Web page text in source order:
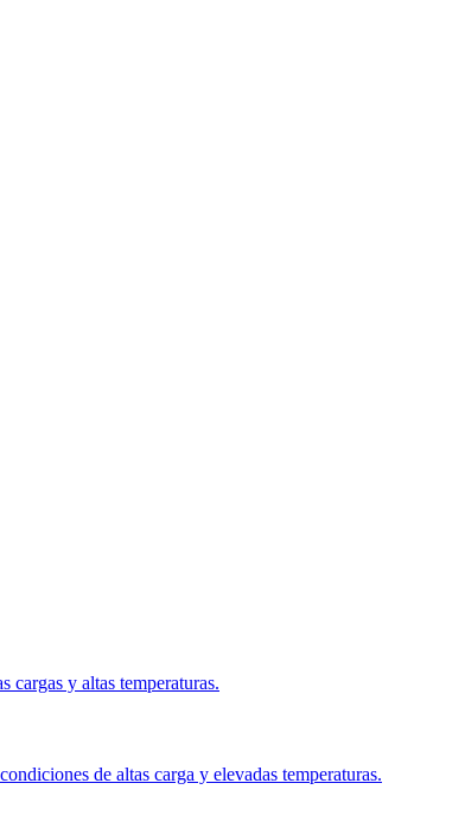
cargas y altas temperaturas.
de altas carga y elevadas temperaturas.